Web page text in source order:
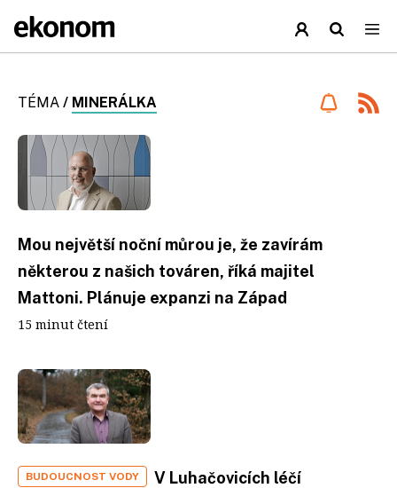
TÉMA / MINERÁLKA
Mou největší noční můrou je, že zavírám
některou z našich továren, říká majitel
Mattoni. Plánuje expanzi na Západ
15 minut čtení
BUDOUCNOST VODY
V Luhačovicích léčí